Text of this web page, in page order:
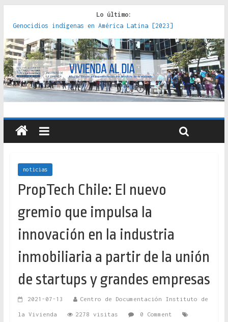
Lo último:
Genocidios indígenas en América Latina [2023]
Estudios sobre la espacialización de los Estados :
políticas, prácticas y representaciones [2022]
Donde el pedernal choca con el acero : hacia una teoría
crítica de las fronteras latinoamericanas [2020]
Criterios técnicos para una vivienda adecuada [2019]
Red de consultorios de la Caja del Seguro Obrero en
Santiago : un patrimonio emblemático [2014]
noticias
PropTech Chile: El nuevo
gremio que impulsa la
innovación en la industria
inmobiliaria a partir de la unión
de startups y grandes empresas
2021-07-13 Centro de Documentación Instituto de
la Vivienda 2278 visitas 0 Comment